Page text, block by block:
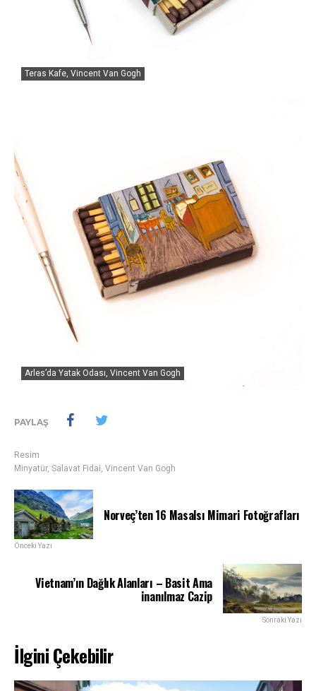
Teras Kafe, Vincent Van Gogh
Arles’da Yatak Odası, Vincent Van Gogh
PAYLAŞ
Resim
Minyatür, Salavat Fidai, Vincent Van Gogh
Norveç’ten 16 Masalsı Mimari Fotoğrafları
Önceki Yazı
Vietnam’ın Dağlık Alanları – Basit Ama
inanılmaz Cazip
Sonraki Yazı
İlgini Çekebilir